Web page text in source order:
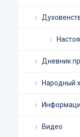
Дневник
Народный
Видео